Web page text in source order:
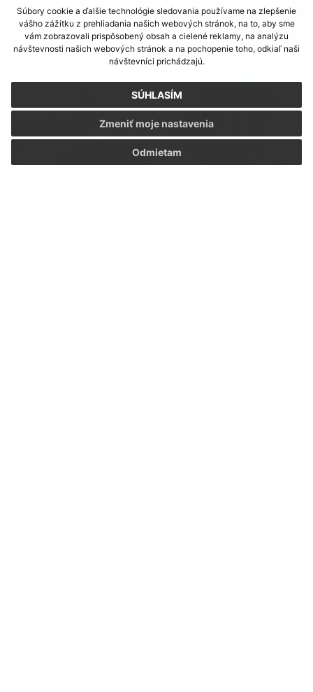
Súbory cookie a ďalšie technológie sledovania používame na zlepšenie
vášho zážitku z prehliadania našich webových stránok, na to, aby sme
vám zobrazovali prispôsobený obsah a cielené reklamy, na analýzu
návštevnosti našich webových stránok a na pochopenie toho, odkiaľ naši
návštevníci prichádzajú.
SÚHLASÍM
Odmietam
Zmeniť moje nastavenia
Hostovický kotlík 2025